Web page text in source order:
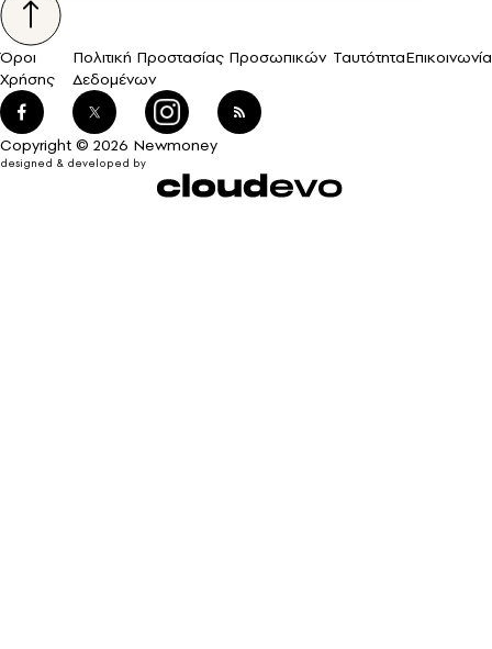
Όροι
Χρήσης
Πολιτική Προστασίας Προσωπικών
Δεδομένων
ΤαυτότηταΕπικοινωνία
Copyright © 2026 Newmoney
designed & developed by